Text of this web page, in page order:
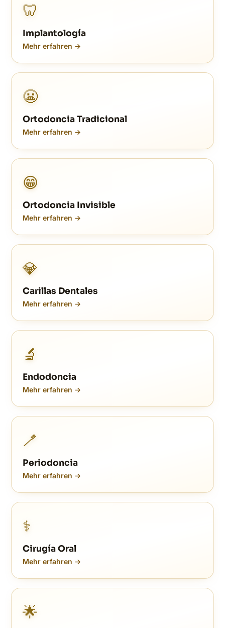
🦷
Implantología
Mehr erfahren →
😬
Ortodoncia Tradicional
Mehr erfahren →
😁
Ortodoncia Invisible
Mehr erfahren →
💎
Carillas Dentales
Mehr erfahren →
🔬
Endodoncia
Mehr erfahren →
🪥
Periodoncia
Mehr erfahren →
⚕️
Cirugía Oral
Mehr erfahren →
🌟